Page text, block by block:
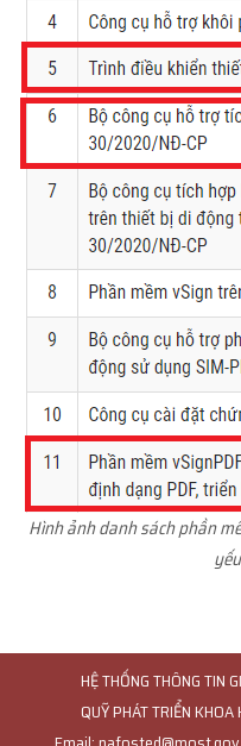
Hình ảnh danh sách phần
HỆ THỐNG THÔNG TIN
QUỸ PHÁT TRIỂN KHOA